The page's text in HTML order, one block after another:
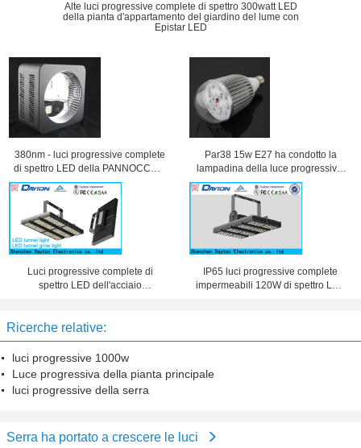
Alte luci progressive complete di spettro 300watt LED
della pianta d'appartamento del giardino del lume con
Epistar LED
380nm - luci progressive complete
di spettro LED della PANNOCCHIA
840nm 300 watt con la lente + i
riflettori
Par38 15w E27 ha condotto la
lampadina della luce progressiva,
luce progressiva della pianta di
Epistar LED per fiorire
Luci progressive complete di
spettro LED dell'acciaio
IP65 luci progressive complete
impermeabili 120W di spettro LED
Ricerche relative:
luci progressive 1000w
Luce progressiva della pianta principale
luci progressive della serra
Serra ha portato a crescere le luci